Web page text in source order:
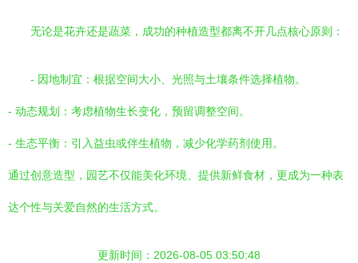
无论是花卉还是蔬菜，成功的种植造型都离不开几点核心原则：
- 因地制宜：根据空间大小、光照与土壤条件选择植物。
- 动态规划：考虑植物生长变化，预留调整空间。
- 生态平衡：引入益虫或伴生植物，减少化学药剂使用。
通过创意造型，园艺不仅能美化环境、提供新鲜食材，更成为一种表
达个性与关爱自然的生活方式。
更新时间：2026-08-05 03:50:48